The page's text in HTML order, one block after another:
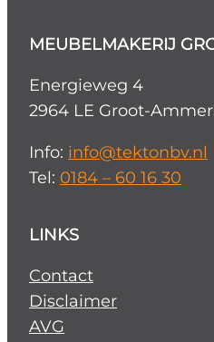
MEUBELMAKERIJ
Energieweg 4
2964 LE Groot-
Info: info@tektonbv.nl
Tel: 0184 – 60 16 30
LINKS
Contact
Disclaimer
AVG